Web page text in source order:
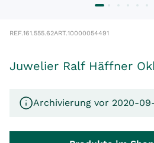
REF.161.555.62ART.10000054491
Juwelier Ralf Häffner
Archivierung vor 2020-